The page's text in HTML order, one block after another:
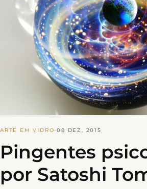
ARTE EM VIDRO·08 DEZ, 2015
Pingentes
por Satoshi